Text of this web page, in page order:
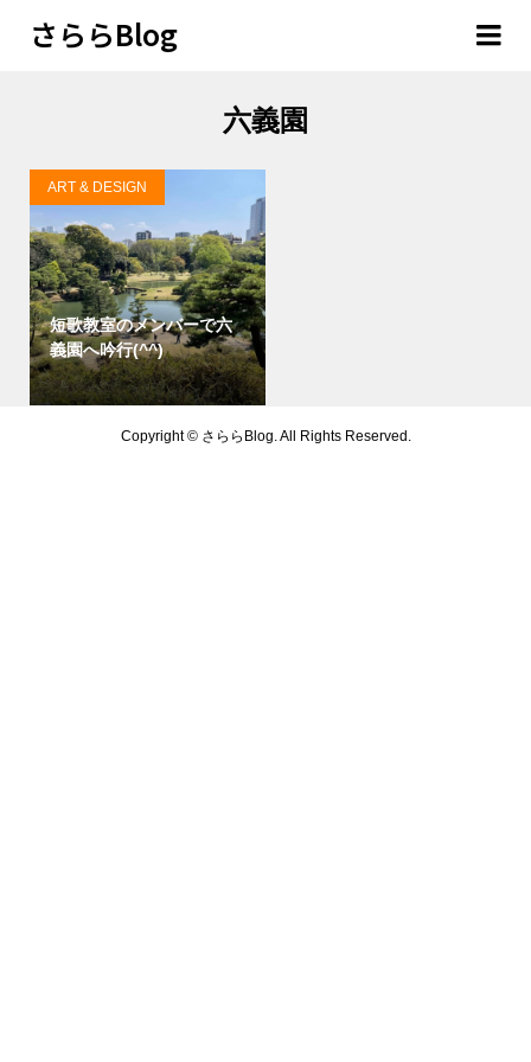
さららBlog
六義園
短歌教室のメンバーで六
義園へ吟行(^^)
ART & DESIGN
Copyright ©さららBlog. All Rights Reserved.